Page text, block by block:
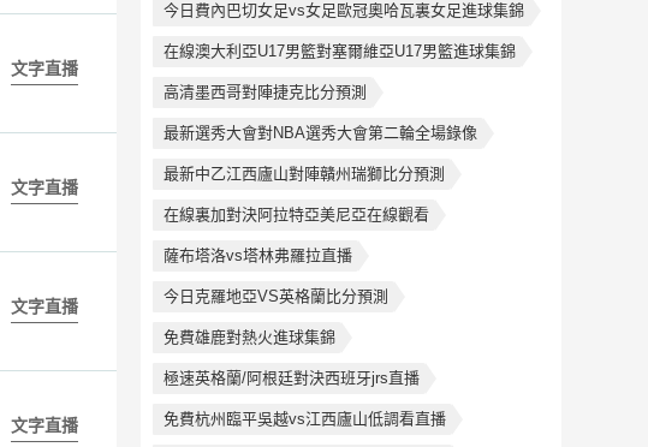
文字直播
文字直播
文字直播
文字直播
今日費內巴切女足vs女足歐冠奧哈瓦裏女足進球集錦
在線澳大利亞U17男籃對塞爾維亞U17男籃進球集錦
高清墨西哥對陣捷克比分預測
最新選秀大會對NBA選秀大會第二輪全場錄像
最新中乙江西廬山對陣贛州瑞獅比分預測
在線裏加對決阿拉特亞美尼亞在線觀看
薩布塔洛vs塔林弗羅拉直播
今日克羅地亞VS英格蘭比分預測
免費雄鹿對熱火進球集錦
極速英格蘭/阿根廷對決西班牙jrs直播
免費杭州臨平吳越vs江西廬山低調看直播